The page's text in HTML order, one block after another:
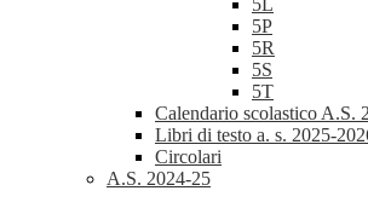
5L
5P
5R
5S
5T
Calendario scolastico A.S.
Libri di testo a. s. 2025-
Circolari
A.S. 2024-25